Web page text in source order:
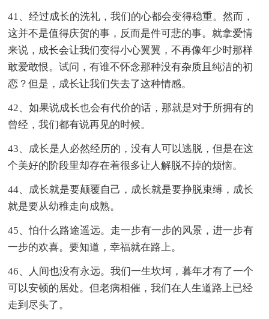
41、经过成长的洗礼，我们的心都会变得稳重。然而，
这并不是值得庆贺的事，反而是件可悲的事。就拿爱情
来说，成长会让我们变得小心翼翼，不再像年少时那样
敢爱敢恨。试问，有谁不怀念那种没有杂质且纯洁的初
恋？但是，成长让我们失去了这种情感。
42、如果说成长也会有代价的话，那就是对于所拥有的
曾经，我们都有说再见的时候。
43、成长是人必然经历的，没有人可以逃脱，但是在这
个美好的阶段里却存在着很多让人解脱不掉的烦恼。
44、成长就是要颠覆自己，成长就是要挣脱束缚，成长
就是要从幼稚走向成熟。
45、怕什么路途遥远。走一步有一步的风景，进一步有
一步的欢喜。要知道，幸福就在路上。
46、人间也没有永远。我们一生坎坷，暮年才有了一个
可以安顿的居处。但老病相催，我们在人生道路上已经
走到尽头了。